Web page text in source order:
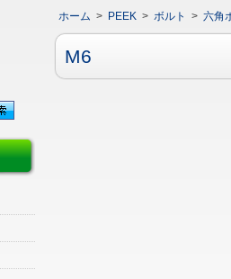
ホーム > PEEK > ボルト > 六角
M6